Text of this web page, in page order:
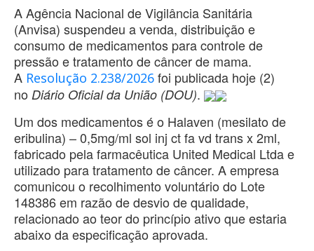
A Agência Nacional de Vigilância Sanitária
(Anvisa) suspendeu a venda, distribuição e
consumo de medicamentos para controle de
pressão e tratamento de câncer de mama.
A Resolução 2.238/2026 foi publicada hoje (2)
no Diário Oficial da União (DOU).
Um dos medicamentos é o Halaven (mesilato de
eribulina) – 0,5mg/ml sol inj ct fa vd trans x 2ml,
fabricado pela farmacêutica United Medical Ltda e
utilizado para tratamento de câncer. A empresa
comunicou o recolhimento voluntário do Lote
148386 em razão de desvio de qualidade,
relacionado ao teor do princípio ativo que estaria
abaixo da especificação aprovada.